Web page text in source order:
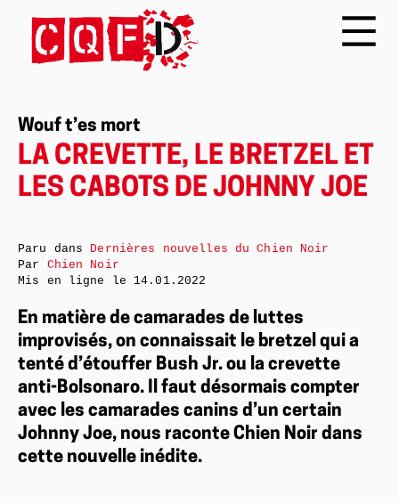
Wouf t’es mort
LA CREVETTE, LE BRETZEL ET
LES CABOTS DE JOHNNY JOE
En matière de camarades de luttes
improvisés, on connaissait le bretzel qui a
tenté d’étouffer Bush Jr. ou la crevette
anti-Bolsonaro. Il faut désormais compter
avec les camarades canins d’un certain
Johnny Joe, nous raconte Chien Noir dans
cette nouvelle inédite.
Paru dans Dernières nouvelles du Chien Noir
Par Chien Noir
Mis en ligne le 14.01.2022